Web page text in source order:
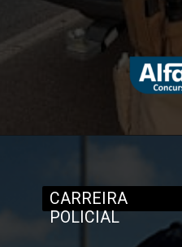
CARREIRA
POLICIAL